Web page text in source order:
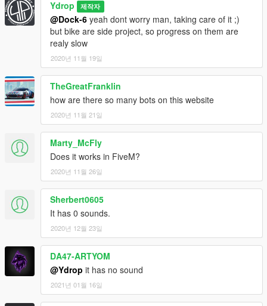
Ydrop 제작자
@Dock-6 yeah dont worry man, taking care of it ;)
but bike are side project, so progress on them are
realy slow
2020년 11월 19일
TheGreatFranklin
how are there so many bots on this website
2020년 11월 21일
Marty_McFly
Does it works in FiveM?
2020년 11월 26일
Sherbert0605
It has 0 sounds.
2020년 12월 23일
DA47-ARTYOM
@Ydrop it has no sound
2021년 01월 16일